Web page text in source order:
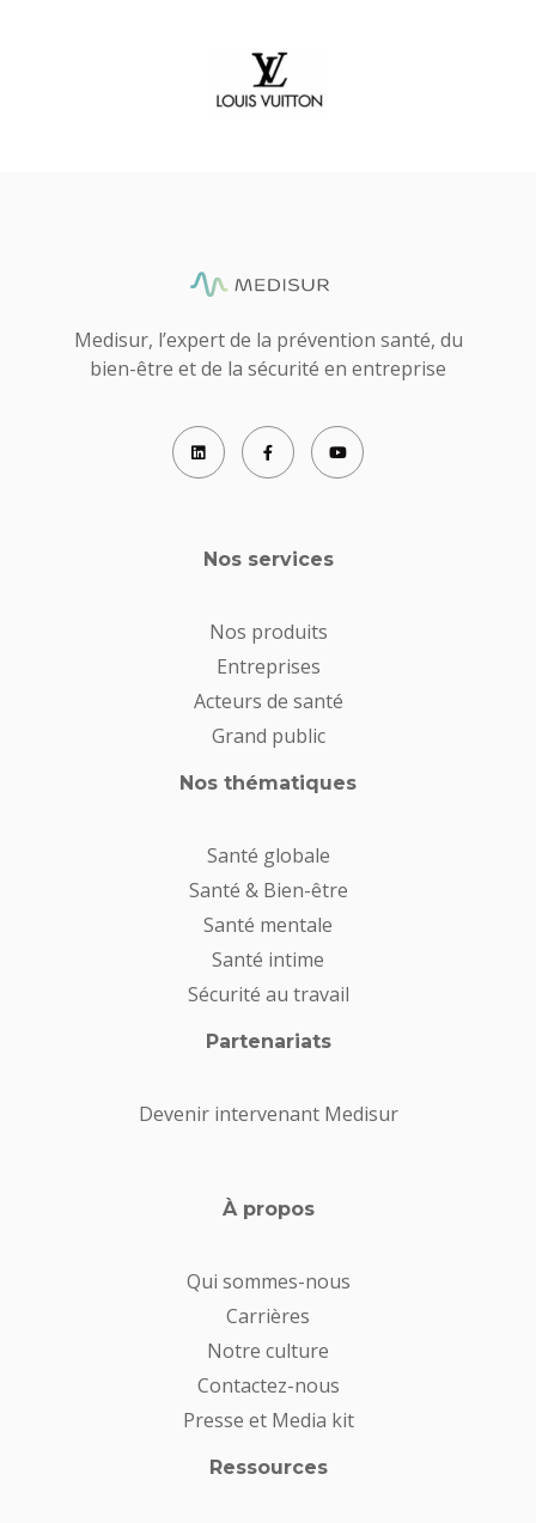
Medisur, l’expert de la prévention santé, du
bien-être et de la sécurité en entreprise
Nos services
Nos produits
Entreprises
Acteurs de santé
Grand public
Nos thématiques
Santé globale
Santé & Bien-être
Santé mentale
Santé intime
Sécurité au travail
Partenariats
Devenir intervenant Medisur
À propos
Qui sommes-nous
Carrières
Notre culture
Contactez-nous
Presse et Media kit
Ressources